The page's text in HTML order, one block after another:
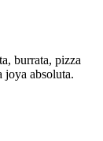
burrata, pizza
joya absoluta.